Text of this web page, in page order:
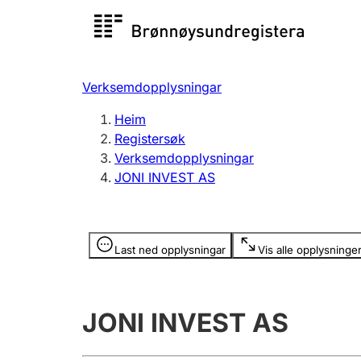
Registersøk
Registrere, endre, slette
Verksemdopplysningar
Heim
Registersøk
Verksemdopplysningar
JONI INVEST AS
Last ned opplysningar Vis alle opplysninger
Opplysninger er skjult
JONI INVEST AS